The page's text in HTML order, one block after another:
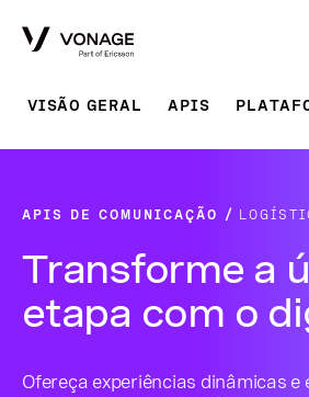
VISÃO GERAL APIS
APIS DE COMUNICAÇÃO
Transforme a
etapa com o
Ofereça experiências dinâmicas e